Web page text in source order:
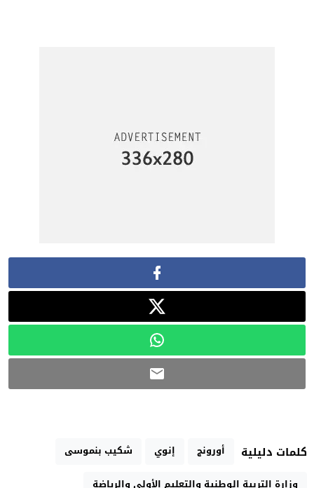
كلمات دليلية أورونج إنوي
شكيب بنموسى
وزارة التربية الوطنية والتعليم الأولي والرياضة